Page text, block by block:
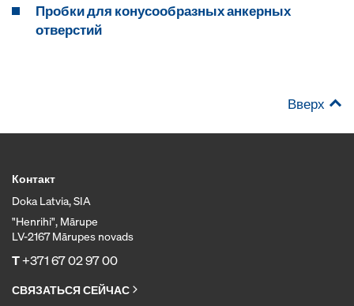
Пробки для конусообразных анкерных
отверстий
Вверх
Контакт
Doka Latvia, SIA
"Henrihi", Mārupe
LV-2167 Mārupes novads
T+371 67 02 97 00
СВЯЗАТЬСЯ СЕЙЧАС